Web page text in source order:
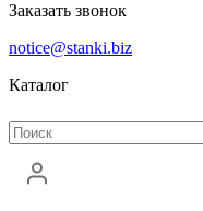
Заказать звонок
notice@stanki.biz
Каталог